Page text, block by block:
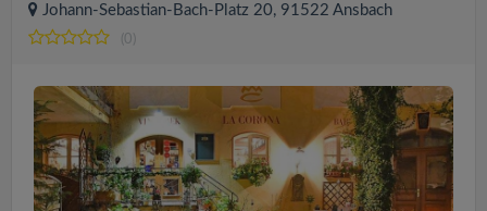
Johann-Sebastian-Bach-Platz 20, 91522 Ansbach
(0)